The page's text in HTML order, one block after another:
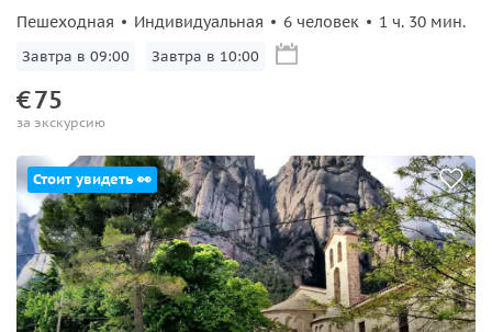
Пешеходная Индивидуальная 6 человек 1 ч. 30 мин.
Завтра в 09:00 Завтра в 10:00
€75
за экскурсию
Стоит увидеть 👀